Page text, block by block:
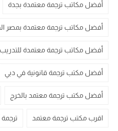
أفضل مكاتب ترجمة معتمدة بجدة
أفضل مكاتب ترجمة معتمدة بمصر
أفضل مكاتب ترجمة معتمدة للتدريب
أفضل مكتب ترجمة قانونية في دبي
أفضل مكتب ترجمة معتمد بالخرج
اقرب مكتب ترجمة معتمد